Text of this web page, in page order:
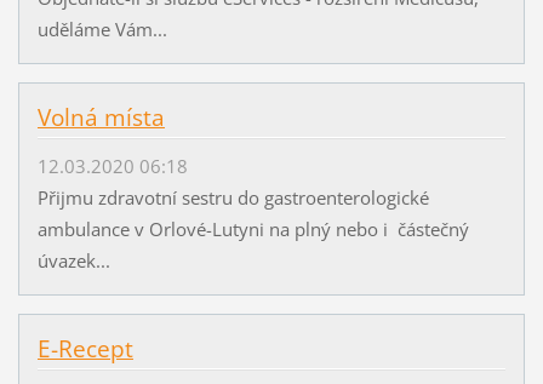
uděláme Vám...
Volná místa
12.03.2020 06:18
Přijmu zdravotní sestru do gastroenterologické
ambulance v Orlové-Lutyni na plný nebo i částečný
úvazek...
E-Recept